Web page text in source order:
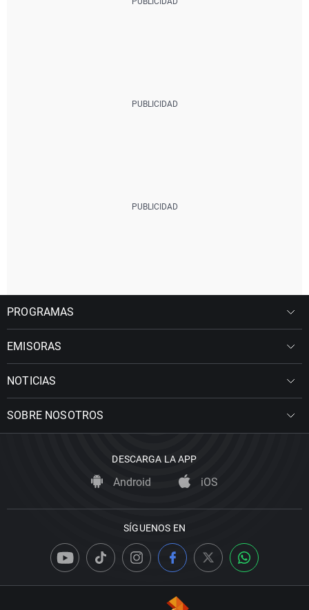
PROGRAMAS
EMISORAS
NOTICIAS
SOBRE NOSOTROS
DESCARGA LA APP
Android iOS
SÍGUENOS EN